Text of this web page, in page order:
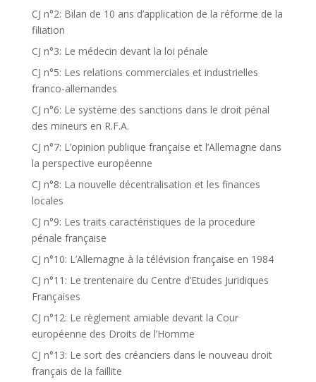
CJ n°2: Bilan de 10 ans d’application de la réforme de la
filiation
CJ n°3: Le médecin devant la loi pénale
CJ n°5: Les relations commerciales et industrielles
franco-allemandes
CJ n°6: Le système des sanctions dans le droit pénal
des mineurs en R.F.A.
CJ n°7: L’opinion publique française et l’Allemagne dans
la perspective européenne
CJ n°8: La nouvelle décentralisation et les finances
locales
CJ n°9: Les traits caractéristiques de la procedure
pénale française
CJ n°10: L’Allemagne à la télévision française en 1984
CJ n°11: Le trentenaire du Centre d’Etudes Juridiques
Françaises
CJ n°12: Le règlement amiable devant la Cour
européenne des Droits de l’Homme
CJ n°13: Le sort des créanciers dans le nouveau droit
français de la faillite